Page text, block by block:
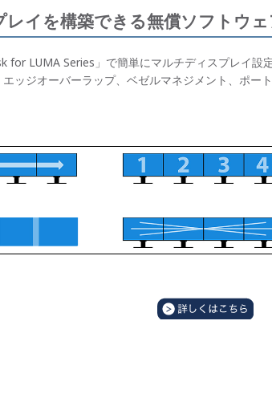
イを構築できる無償ソフトウ
LUMA Series」で簡単にマルチディスプレイ設定
ッジオーバーラップ、ベゼルマネジメント、ポ